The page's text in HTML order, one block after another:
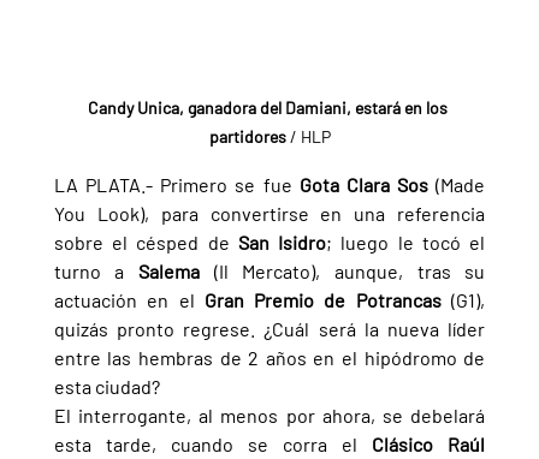
Candy Unica, ganadora del Damiani, estará en los
partidores / HLP
LA PLATA.- Primero se fue Gota Clara Sos (Made
You Look), para convertirse en una referencia
sobre el césped de San Isidro; luego le tocó el
turno a Salema (Il Mercato), aunque, tras su
actuación en el Gran Premio de Potrancas (G1),
quizás pronto regrese. ¿Cuál será la nueva líder
entre las hembras de 2 años en el hipódromo de
esta ciudad?
El interrogante, al menos por ahora, se debelará
esta tarde, cuando se corra el Clásico Raúl